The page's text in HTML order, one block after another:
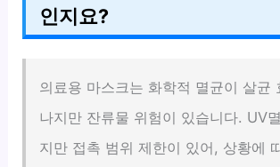
인지요?
의료용 마스크는 화학적 멸균이 살균
나지만 잔류물 위험이 있습니다. UV
지만 접촉 범위 제한이 있어, 상황에